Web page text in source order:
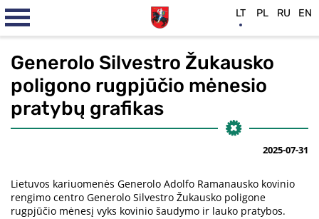
Generolo Silvestro Žukausko
poligono rugpjūčio mėnesio
pratybų grafikas
2025-07-31
Lietuvos kariuomenės Generolo Adolfo Ramanausko kovinio
rengimo centro Generolo Silvestro Žukausko poligone
rugpjūčio mėnesį vyks kovinio šaudymo ir lauko pratybos.
LT PL RU EN